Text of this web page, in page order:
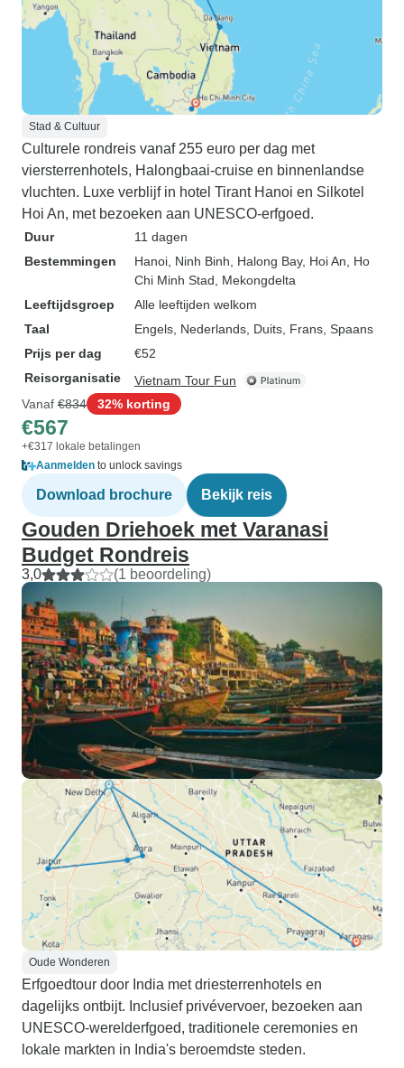
Stad & Cultuur
Culturele rondreis vanaf 255 euro per dag met
viersterrenhotels, Halongbaai-cruise en binnenlandse
vluchten. Luxe verblijf in hotel Tirant Hanoi en Silkotel
Hoi An, met bezoeken aan UNESCO-erfgoed.
Duur
11 dagen
Bestemmingen
Hanoi , Ninh Binh , Halong Bay, Hoi An , Ho
Chi Minh Stad , Mekongdelta
Leeftijdsgroep
Alle leeftijden welkom
Taal
Engels, Nederlands, Duits, Frans, Spaans
Prijs per dag
€52
Reisorganisatie
Vietnam Tour Fun
Vanaf €834 32% korting
€567
+€317 lokale betalingen
Aanmelden to unlock savings
Download brochure Bekijk reis
Gouden Driehoek met Varanasi
Budget Rondreis
3,0 (1 beoordeling)
Oude Wonderen
Erfgoedtour door India met driesterrenhotels en
dagelijks ontbijt. Inclusief privévervoer, bezoeken aan
UNESCO-werelderfgoed, traditionele ceremonies en
lokale markten in India's beroemdste steden.